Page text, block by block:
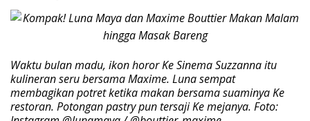
Waktu bulan madu, ikon horor Ke Sinema Suzzanna itu
kulineran seru bersama Maxime. Luna sempat
membagikan potret ketika makan bersama suaminya Ke
restoran. Potongan pastry pun tersaji Ke mejanya. Foto: